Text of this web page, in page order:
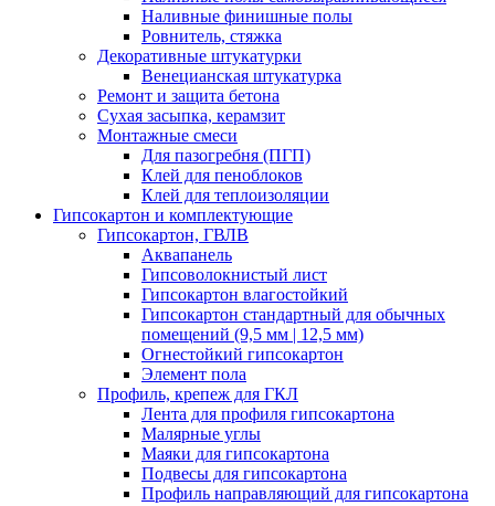
Наливные финишные полы
Ровнитель, стяжка
Декоративные штукатурки
Венецианская штукатурка
Ремонт и защита бетона
Сухая засыпка, керамзит
Монтажные смеси
Для пазогребня (ПГП)
Клей для пеноблоков
Клей для теплоизоляции
Гипсокартон и комплектующие
Гипсокартон, ГВЛВ
Аквапанель
Гипсоволокнистый лист
Гипсокартон влагостойкий
Гипсокартон стандартный для обычных
помещений (9,5 мм | 12,5 мм)
Огнестойкий гипсокартон
Элемент пола
Профиль, крепеж для ГКЛ
Лента для профиля гипсокартона
Малярные углы
Маяки для гипсокартона
Подвесы для гипсокартона
Профиль направляющий для гипсокартона